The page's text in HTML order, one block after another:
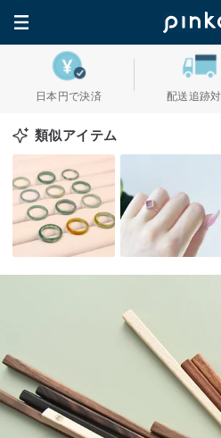
日本円で決済 配送追跡
類似アイテム